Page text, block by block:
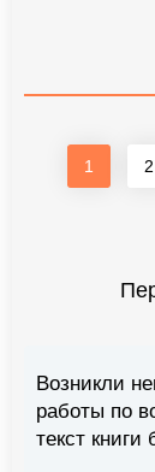
1 2
Возникли
работы по
текст книги